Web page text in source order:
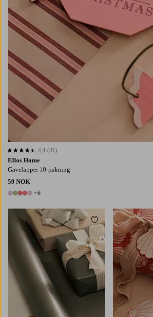
Ellos Home
Gavelapper 10-pakning
59 NOK
11 farger
+6
4,4 basert på 31 karaktergivninger
4,4 (31)
Legg til favoritter